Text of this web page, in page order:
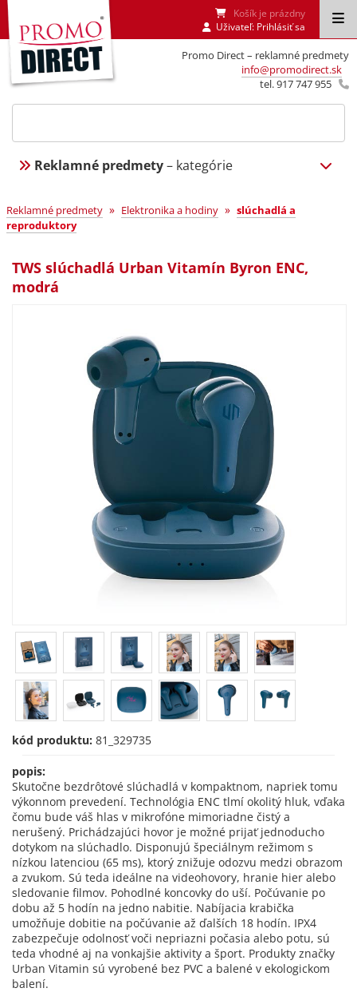
Promo Direct – reklamné predmety
info@promodirect.sk
tel. 917 747 955
Košík je prázdny
Uživateľ: Prihlásiť sa
Reklamné predmety– kategórie
Reklamné predmety » Elektronika a hodiny » slúchadlá a
reproduktory
TWS slúchadlá Urban Vitamín Byron ENC,
modrá
kód produktu: 81_329735
popis:
Skutočne bezdrôtové slúchadlá v kompaktnom, napriek tomu
výkonnom prevedení. Technológia ENC tlmí okolitý hluk, vďaka
čomu bude váš hlas v mikrofóne mimoriadne čistý a
nerušený. Prichádzajúci hovor je možné prijať jednoducho
dotykom na slúchadlo. Disponujú špeciálnym režimom s
nízkou latenciou (65 ms), ktorý znižuje odozvu medzi obrazom
a zvukom. Sú teda ideálne na videohovory, hranie hier alebo
sledovanie filmov. Pohodlné koncovky do uší. Počúvanie po
dobu až 5 hodín na jedno nabitie. Nabíjacia krabička
umožňuje dobitie na počúvanie až ďalších 18 hodín. IPX4
zabezpečuje odolnosť voči nepriazni počasia alebo potu, sú
teda vhodné aj na vonkajšie aktivity a šport. Produkty značky
Urban Vitamin sú vyrobené bez PVC a balené v ekologickom
balení.